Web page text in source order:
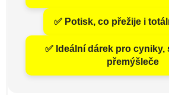
✅ Potisk, co přežije i
✅ Ideální dárek pro cyniky,
přemýšleče